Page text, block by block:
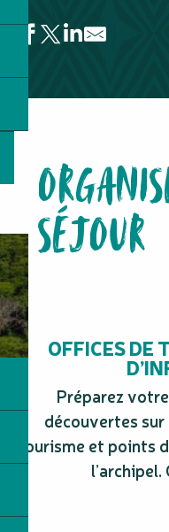
L'Atelier Gourmand Belle
Camping Borivaz
La Balinaise
L'Équilibre
La Table d'en Haut
Table d'hôte Gîte Houlo-
Le 3 Mâts
L'Arlequin
Laurel & Hardy
La Table du Banian -
SÉJOUR
OFFICES DE
Préparez
découvertes
tourisme et points
l’archipel.